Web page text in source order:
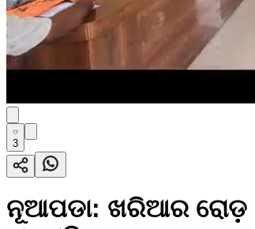
3
ନୂଆପଡା: ଖରିଆର ରୋଡ଼